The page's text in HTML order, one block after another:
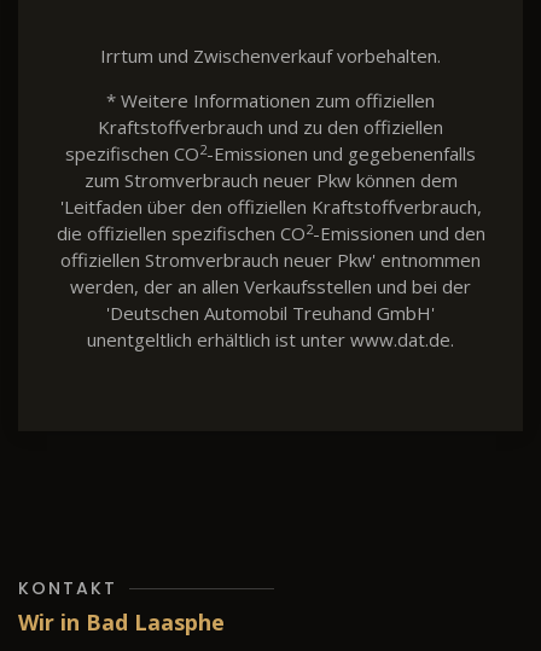
Irrtum und Zwischenverkauf vorbehalten.
* Weitere Informationen zum offiziellen
Kraftstoffverbrauch und zu den offiziellen
spezifischen CO2-Emissionen und gegebenenfalls
zum Stromverbrauch neuer Pkw können dem
'Leitfaden über den offiziellen Kraftstoffverbrauch,
die offiziellen spezifischen CO2-Emissionen und den
offiziellen Stromverbrauch neuer Pkw' entnommen
werden, der an allen Verkaufsstellen und bei der
'Deutschen Automobil Treuhand GmbH'
unentgeltlich erhältlich ist unter www.dat.de.
KONTAKT
Wir in Bad Laasphe